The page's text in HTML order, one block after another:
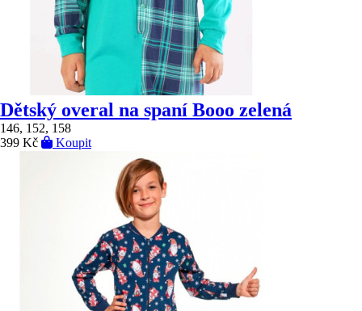
Dětský overal na spaní Booo zelená
146, 152, 158
399 Kč
Koupit